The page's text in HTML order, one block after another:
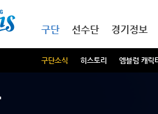
구단
구단소식 히스토리 엠블럼 캐릭
선수단 경기정보